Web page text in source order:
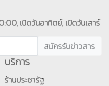
เปิดวันอาทิตย์, เปิดวันเสาร์
บริการ
ร้านประชารัฐ